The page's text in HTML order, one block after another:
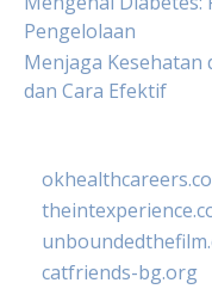
Pengelolaan
Menjaga Kesehatan
dan Cara Efektif
catfriends-bg.org